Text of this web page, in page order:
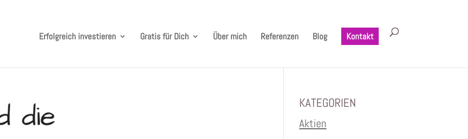
Erfolgreich investieren Gratis für Dich Über mich Referenzen Blog Kontakt
KATEGORIEN
Aktien